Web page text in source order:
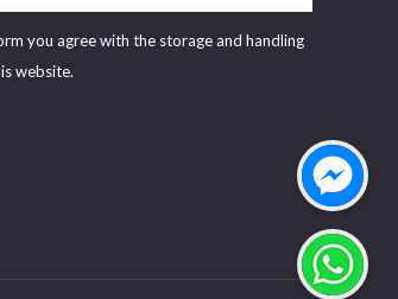
you agree with the storage and handling
website.